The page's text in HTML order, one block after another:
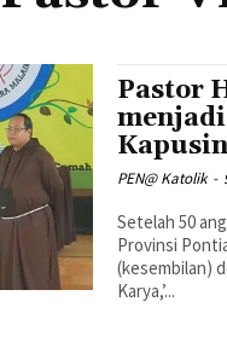
Pastor
PEN@ Katolik -
Setelah 50
Provinsi
(kesembilan)
Karya,’...